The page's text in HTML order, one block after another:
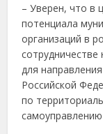
– Уверен, что в
потенциала
организаций в
для
Российской
по